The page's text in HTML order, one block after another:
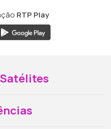
RTP Play